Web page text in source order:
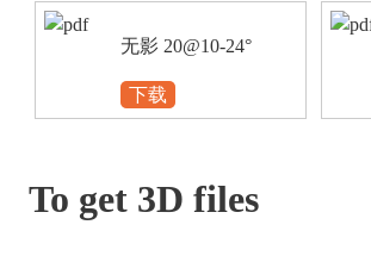
无影 20@10-24°
下载
To get 3D files